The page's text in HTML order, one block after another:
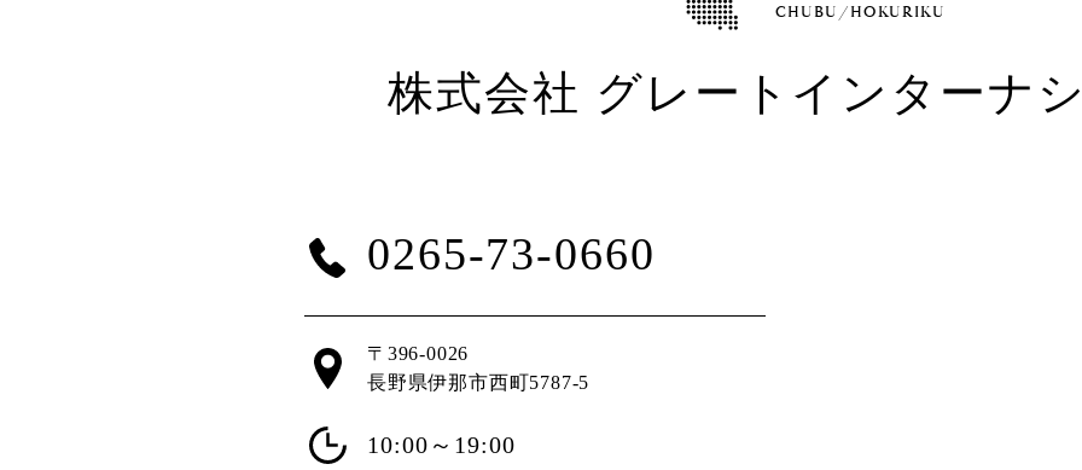
CHUBU/HOKURIKU
株式会社 グレートインターナ
0265-73-0660
〒396-0026
長野県伊那市西町5787-5
10:00～19:00